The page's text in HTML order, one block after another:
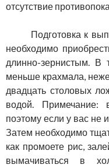
отсутствие
Подготовка к
необходимо
длинно-зернистым. В
меньше крахмала,
двадцать столовых
водой. Примечание:
поэтому если у вас не
Затем необходимо
как промоете рис,
вымачиваться в